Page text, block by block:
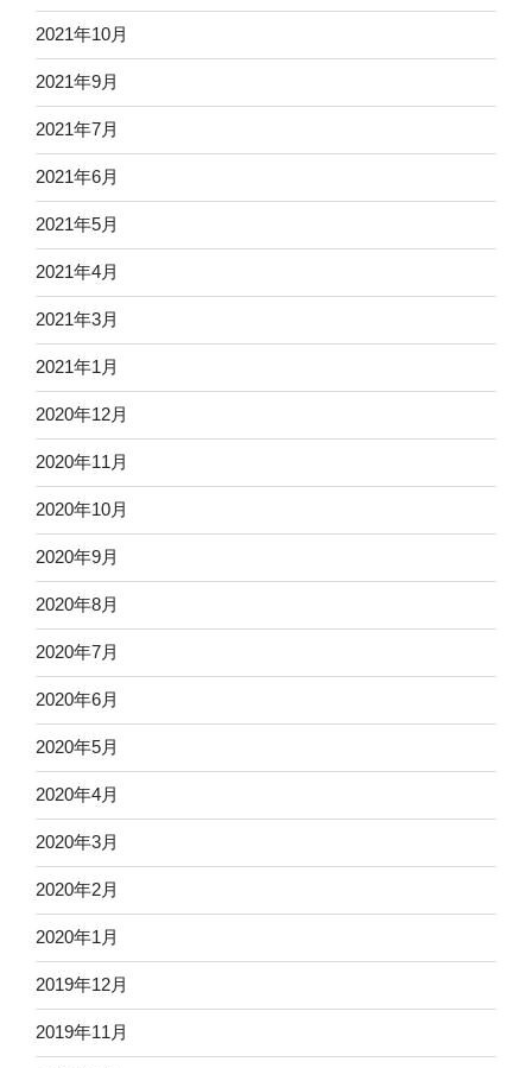
2021年10月
2021年9月
2021年7月
2021年6月
2021年5月
2021年4月
2021年3月
2021年1月
2020年12月
2020年11月
2020年10月
2020年9月
2020年8月
2020年7月
2020年6月
2020年5月
2020年4月
2020年3月
2020年2月
2020年1月
2019年12月
2019年11月